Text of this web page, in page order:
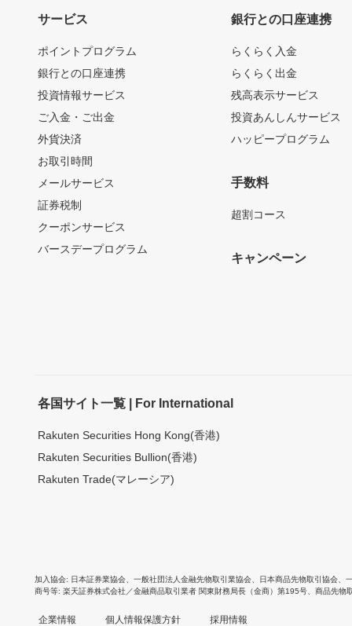
サービス
ポイントプログラム
銀行との口座連携
投資情報サービス
ご入金・ご出金
外貨決済
お取引時間
メールサービス
証券税制
クーポンサービス
バースデープログラム
銀行との口座連携
らくらく入金
らくらく出金
残高表示サービス
投資あんしんサービス
ハッピープログラム
手数料
超割コース
キャンペーン
各国サイト一覧 | For International
Rakuten Securities Hong Kong(香港)
Rakuten Securities Bullion(香港)
Rakuten Trade(マレーシア)
加入協会 日本証券業協会 一般社団法人金融先物取引業協会 日本商品先物取引協会
商号等 楽天証券株式会社／金融商品取引業者 関東財務局長（金商）第195号、商品先物
企業情報 個人情報保護方針 採用情報